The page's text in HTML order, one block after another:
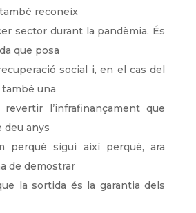
reconeix
sector durant la pandèmia. És
que posa
social i, en el cas del
una
l’infrafinançament que
deu anys
perquè sigui així perquè, ara
de demostrar
la sortida és la garantia dels